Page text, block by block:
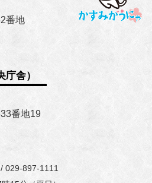
番地
舎）
番地19
029-897-1111